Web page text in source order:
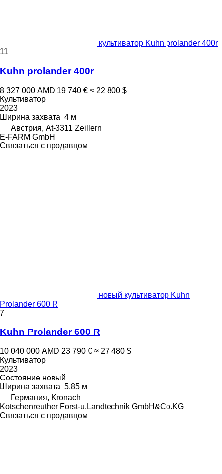
культиватор Kuhn prolander 400r
11
Kuhn prolander 400r
8 327 000 AMD 19 740 € ≈ 22 800 $
Культиватор
2023
Ширина захвата 4 м
Австрия, At-3311 Zeillern
E-FARM GmbH
Связаться с продавцом
новый культиватор Kuhn
Prolander 600 R
7
Kuhn Prolander 600 R
10 040 000 AMD 23 790 € ≈ 27 480 $
Культиватор
2023
Состояние новый
Ширина захвата 5,85 м
Германия, Kronach
Kotschenreuther Forst-u.Landtechnik GmbH&Co.KG
Связаться с продавцом